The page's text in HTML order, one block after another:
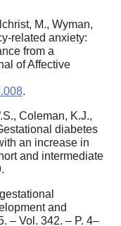
M., Wyman,
related anxiety:
from a
of Affective
.
Coleman, K.J.,
diabetes
an increase in
and intermediate
and
– Vol. 342. – P. 4–